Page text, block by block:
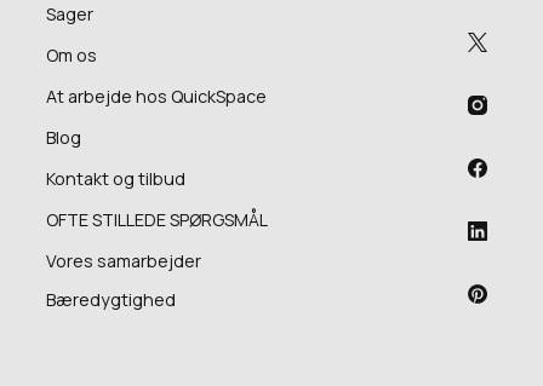
Sager
Om os
At arbejde hos QuickSpace
Blog
Kontakt og tilbud
OFTE STILLEDE SPØRGSMÅL
Vores samarbejder
Bæredygtighed